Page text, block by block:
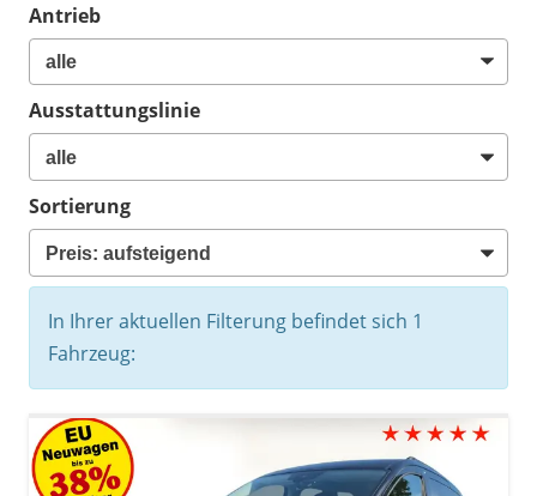
Antrieb
Ausstattungslinie
Sortierung
In Ihrer aktuellen Filterung befindet sich 1
Fahrzeug: